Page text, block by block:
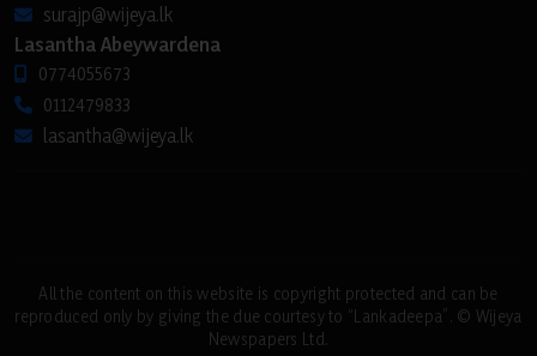
surajp@wijeya.lk
Lasantha Abeywardena
0774055673
0112479833
lasantha@wijeya.lk
All the content on this website is copyright protected and can be
reproduced only by giving the due courtesy to “Lankadeepa”. © Wijeya
Newspapers Ltd.